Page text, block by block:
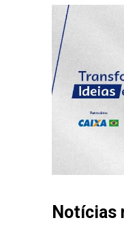
Notícias